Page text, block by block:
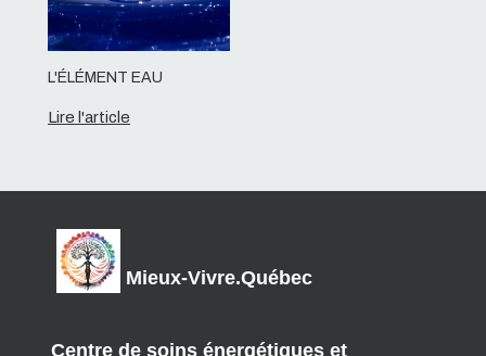
L'ÉLÉMENT EAU
Lire l'article
Mieux-Vivre.Québec
Centre de soins énergétiques et